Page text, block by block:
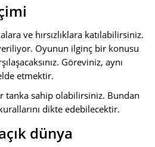
ve hırsızlıklara katılabilirsiniz.
Oyunun ilginç bir konusu
Göreviniz, aynı
etmektir.
tanka sahip olabilirsiniz. Bundan
dikte edebilecektir.
dünya